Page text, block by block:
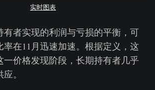
实时图表
有者实现的利润与亏损的平衡，可
率在11月迅速加速。根据定义，这
一价格发现阶段，长期持有者几乎
。